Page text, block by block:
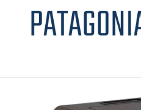
Inicio Repuestos Estufa Pellet